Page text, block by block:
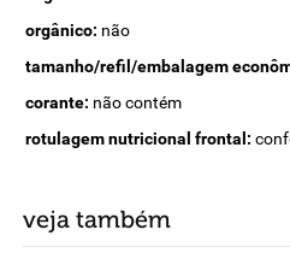
orgânico: não
tamanho/refil/embalagem
corante: não contém
rotulagem nutricional frontal:
veja também